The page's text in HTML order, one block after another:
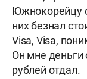
Южнокорейцу
них безнал
Visa, Visa,
Он мне деньги
рублей отдал.